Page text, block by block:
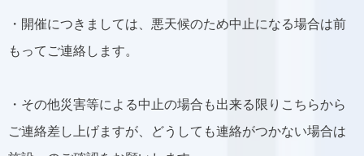
・開催につきましては、悪天候のため中止になる場合は前
もってご連絡します。
・その他災害等による中止の場合も出来る限りこちらから
ご連絡差し上げますが、どうしても連絡がつかない場合は